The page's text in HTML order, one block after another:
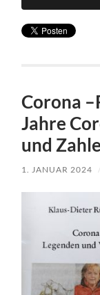
Corona
Jahre
und
1. JANUAR 2024 /